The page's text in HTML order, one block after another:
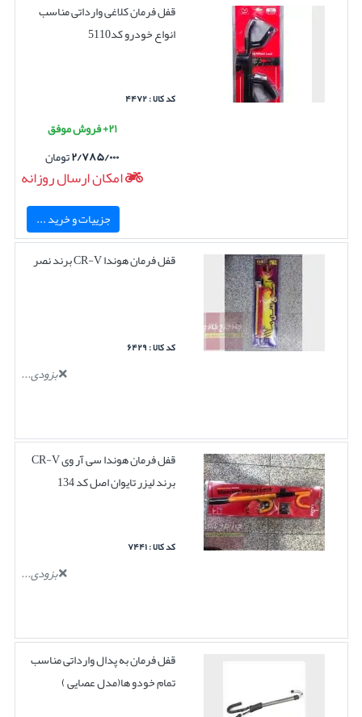
قفل فرمان کلاغی وارداتی مناسب
انواع خودرو کد5110
کد کالا : ۴۴۷۲
۲۱+ فروش موفق
۲/۷۸۵/۰۰۰تومان
امکان ارسال روزانه
جزییات و خرید ...
قفل فرمان هوندا CR-V برند نصر
کد کالا : ۶۴۲۹
بزودی...
قفل فرمان هوندا سی آر وی CR-V
برند لیزر تایوان اصل کد 134
کد کالا : ۷۴۴۱
بزودی...
قفل فرمان به پدال وارداتی مناسب
تمام خودو ها(مدل عصایی )